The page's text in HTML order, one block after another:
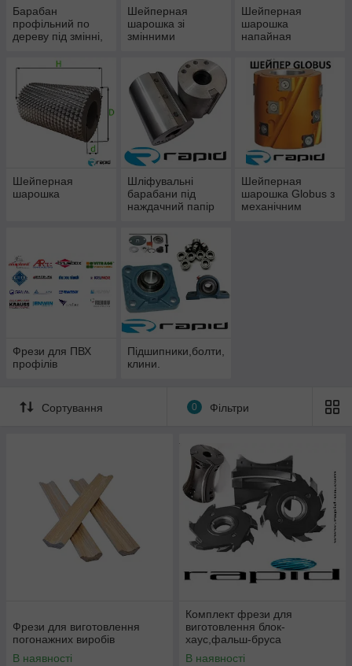
Барабан
профільний по
дереву під змінні,
Шейперная
шарошка зі
змінними
ножами HM
Шейперная
шарошка
напайная
Шейперная
шарошка
Шліфувальні
барабани під
наждачний папір
Шейперная
шарошка Globus з
механічним
Фрези для ПВХ
профілів
Підшипники,болти,
клини.
Сортування 0 Фільтри
Фрези для виготовлення
погонажних виробів
В наявності
Комплект фрези для
виготовлення блок-
хаус,фальш-бруса
В наявності